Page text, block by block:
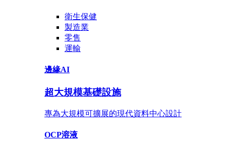
衛生保健
製造業
零售
運輸
邊緣AI
超大規模基礎設施
專為大規模可擴展的現代資料中心設計
OCP溶液